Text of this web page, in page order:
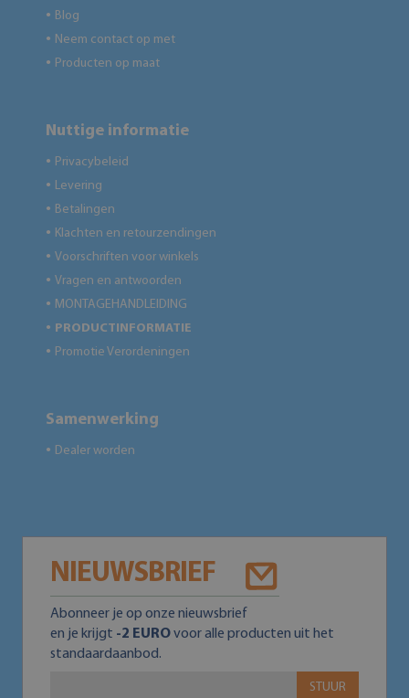
● Blog
● Neem contact op met
● Producten op maat
Nuttige informatie
● Privacybeleid
● Levering
● Betalingen
● Klachten en retourzendingen
● Voorschriften voor winkels
● Vragen en antwoorden
● MONTAGEHANDLEIDING
● PRODUCTINFORMATIE
● Promotie Verordeningen
Samenwerking
● Dealer worden
NIEUWSBRIEF
Abonneer je op onze nieuwsbrief
en je krijgt -2 EUROvoor alle producten uit het
standaardaanbod.
STUUR